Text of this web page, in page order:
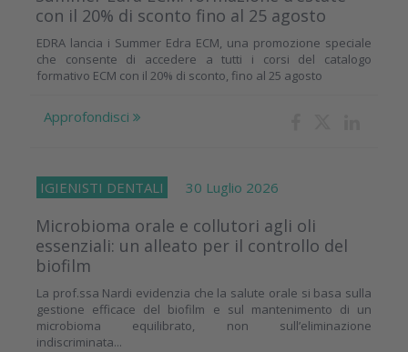
con il 20% di sconto fino al 25 agosto
EDRA lancia i Summer Edra ECM, una promozione speciale
che consente di accedere a tutti i corsi del catalogo
formativo ECM con il 20% di sconto, fino al 25 agosto
Approfondisci
IGIENISTI DENTALI 30 Luglio 2026
Microbioma orale e collutori agli oli
essenziali: un alleato per il controllo del
biofilm
La prof.ssa Nardi evidenzia che la salute orale si basa sulla
gestione efficace del biofilm e sul mantenimento di un
microbioma equilibrato, non sull’eliminazione
indiscriminata...